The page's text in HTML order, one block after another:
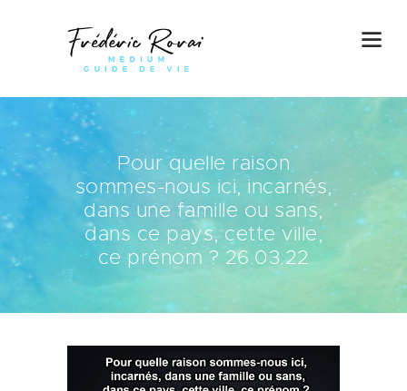
Pour quelle raison
sommes-nous ici, incarnés,
dans une famille ou sans,
dans ce pays, cette ville,
ce prénom ? 26.03.22